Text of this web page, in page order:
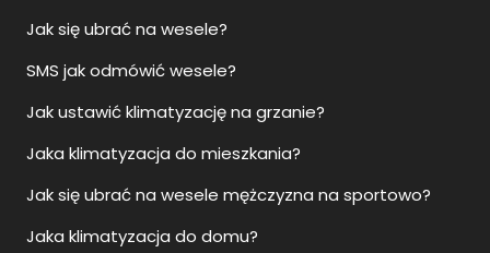
Jak się ubrać na wesele?
SMS jak odmówić wesele?
Jak ustawić klimatyzację na grzanie?
Jaka klimatyzacja do mieszkania?
Jak się ubrać na wesele mężczyzna na sportowo?
Jaka klimatyzacja do domu?